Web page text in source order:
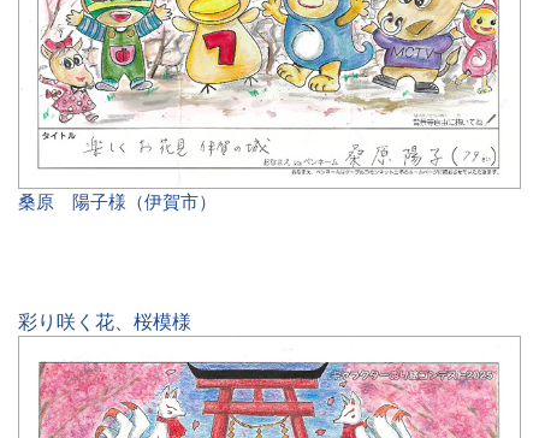
桑原 陽子様（伊賀市）
彩り咲く花、桜模様